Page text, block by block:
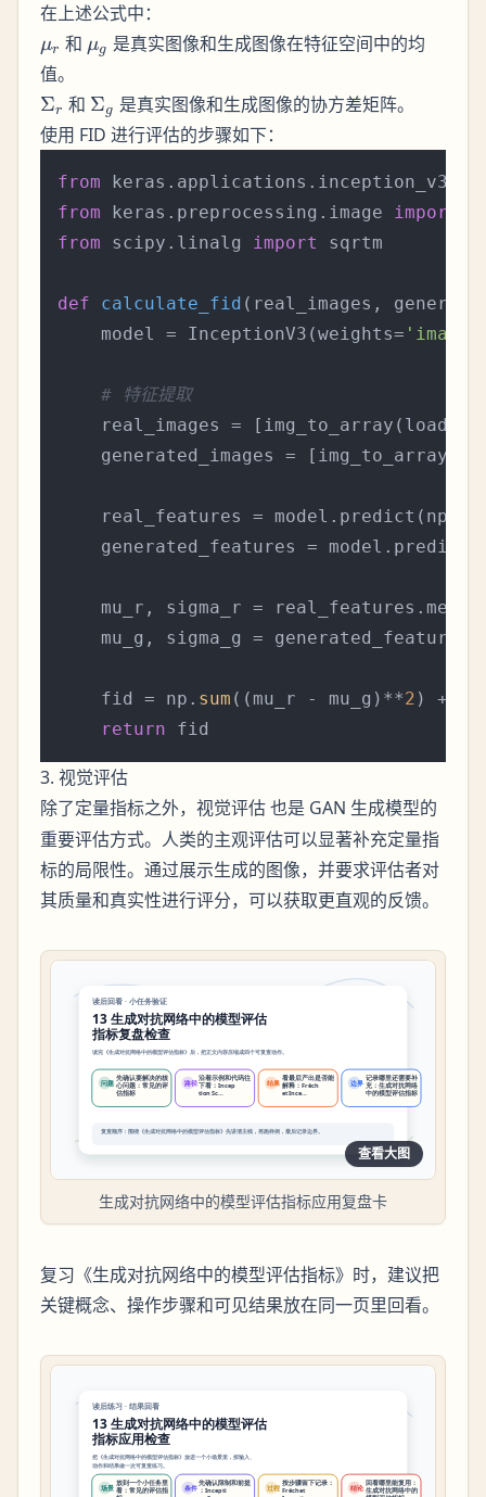
在上述公式中：
\mu_r
μr 和 \mu_g
μg 是真实图像和生成图像在特征空间中的均
值。
\Sigma_r
Σr 和 \Sigma_g
Σg 是真实图像和生成图像的协方差矩阵。
使用 FID 进行评估的步骤如下：
from keras.applications.inception_v3
from keras.preprocessing.image import
from scipy.linalg import sqrtm
def calculate_fid ( real_images,
    model = InceptionV3(weights=
# 特征提取
real_images =
generated_images =
real_features =
generated_features =
mu_r, sigma_r =
mu_g, sigma_g =
    fid = np.
sum ((mu_r - mu_g)**2 ) +
return
3. 视觉评估
除了定量指标之外， 视觉评估 也是 GAN 生成模型的
重要评估方式。人类的主观评估可以显著补充定量指
标的局限性。通过展示生成的图像，并要求评估者对
其质量和真实性进行评分，可以获取更直观的反馈。
查看大图
生成对抗网络中的模型评估指标应用复盘卡
复习《生成对抗网络中的模型评估指标》时，建议把
关键概念、操作步骤和可见结果放在同一页里回看。